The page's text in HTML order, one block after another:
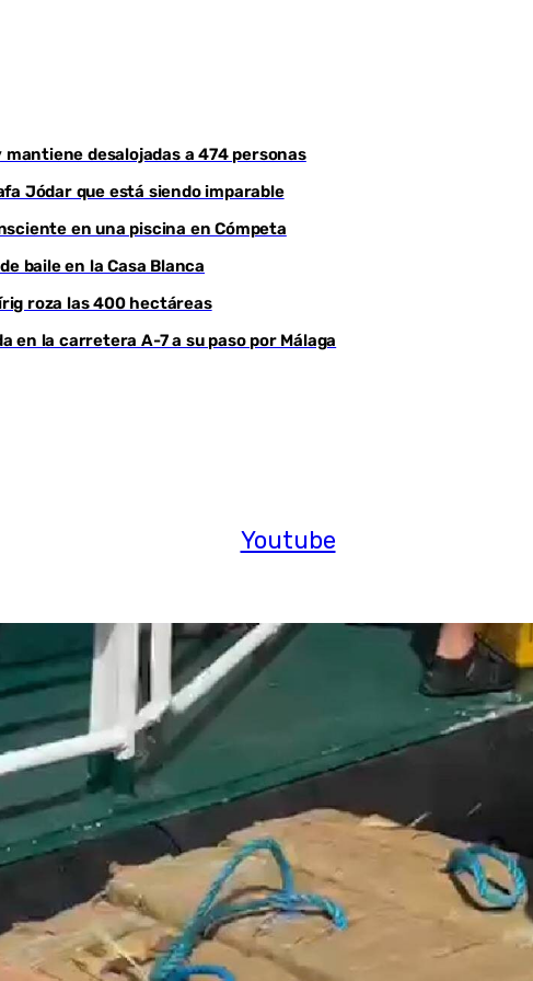
Youtube
mantiene desalojadas a 474 personas
Jódar que está siendo imparable
en una piscina en Cómpeta
baile en la Casa Blanca
roza las 400 hectáreas
en la carretera A-7 a su paso por Málaga